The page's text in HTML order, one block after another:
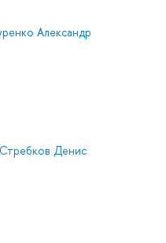
Александр
Стребков Денис